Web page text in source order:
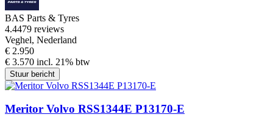
BAS Parts & Tyres
4.4479 reviews
Veghel, Nederland
€ 2.950
€ 3.570 incl. 21% btw
Stuur bericht
Meritor Volvo RSS1344E P13170-E